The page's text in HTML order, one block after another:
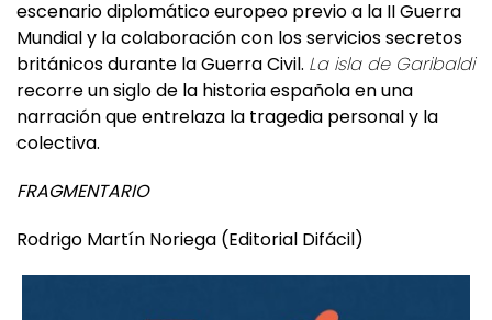
Marruecos a las minas de León, su odisea en el
escenario diplomático europeo previo a la II Guerra
Mundial y la colaboración con los servicios secretos
británicos durante la Guerra Civil.La isla de Garibaldi
recorre un siglo de la historia española en una
narración que entrelaza la tragedia personal y la
Rodrigo Martín Noriega (Editorial Difácil)